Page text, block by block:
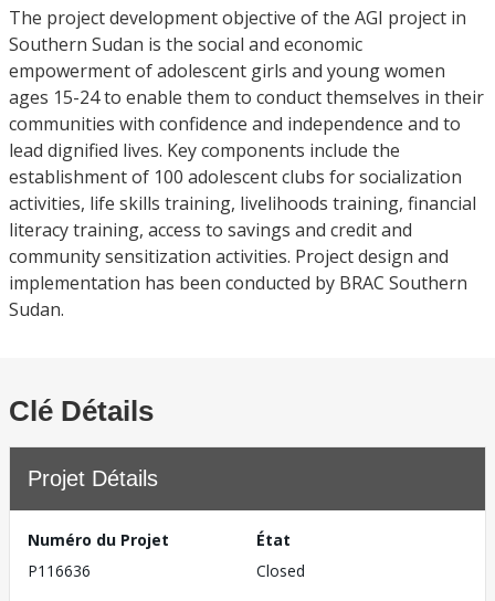
The project development objective of the AGI project in
Southern Sudan is the social and economic
empowerment of adolescent girls and young women
ages 15-24 to enable them to conduct themselves in their
communities with confidence and independence and to
lead dignified lives. Key components include the
establishment of 100 adolescent clubs for socialization
activities, life skills training, livelihoods training, financial
literacy training, access to savings and credit and
community sensitization activities. Project design and
implementation has been conducted by BRAC Southern
Sudan.
Clé Détails
Projet Détails
Numéro du Projet
P116636
État
Closed